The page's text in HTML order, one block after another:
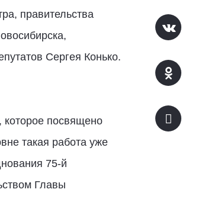
правительства
Сергея Конько.
которое посвящено
такая работа уже
75-й
Главы